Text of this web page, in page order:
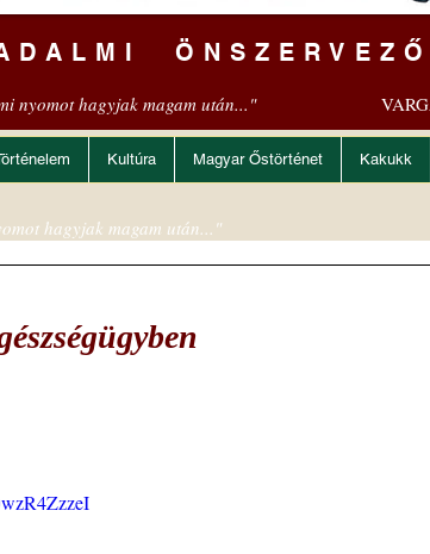
nyomot hagyjak magam után..."
Kultúra Magyar Őstörténet Kakukk
hagyjak magam után..."